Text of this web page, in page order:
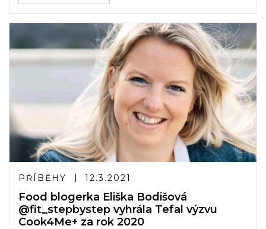
PŘÍBĚHY 12.3.2021
Food blogerka Eliška Bodišová
@fit_stepbystep vyhrála Tefal výzvu
Cook4Me+ za rok 2020